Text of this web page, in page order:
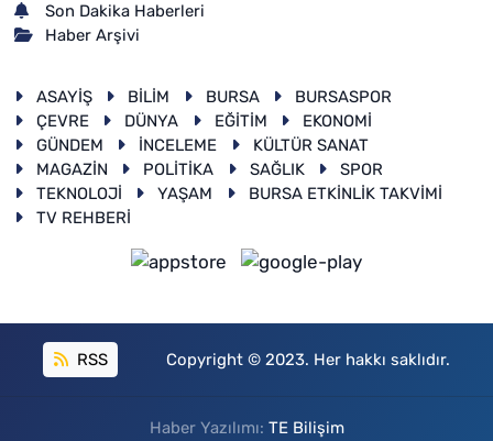
Son Dakika Haberleri
Haber Arşivi
ASAYİŞ BİLİM BURSA
BURSASPOR
ÇEVRE
DÜNYA EĞİTİM
EKONOMİ
GÜNDEM
İNCELEME
KÜLTÜR SANAT
MAGAZİN
POLİTİKA SAĞLIK
SPOR
TEKNOLOJİ
YAŞAM
BURSA ETKİNLİK TAKVİMİ
TV REHBERİ
RSS Copyright © 2023. Her hakkı saklıdır.
Haber Yazılımı: TE Bilişim